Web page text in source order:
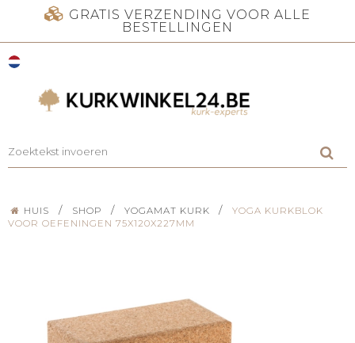
GRATIS VERZENDING VOOR ALLE
BESTELLINGEN
HUIS / SHOP / YOGAMAT KURK /
YOGA KURKBLOK
VOOR OEFENINGEN 75X120X227MM